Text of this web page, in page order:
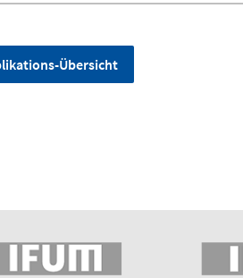
Übersicht